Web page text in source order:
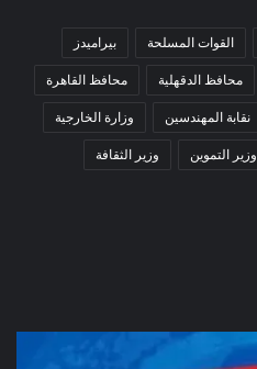
القوات المسلحة
بيراميدز
محافظ الدقهلية
محافظ القاهرة
نقابة المهندسين
وزارة الخارجية
وزير التموين
وزير الثقافة